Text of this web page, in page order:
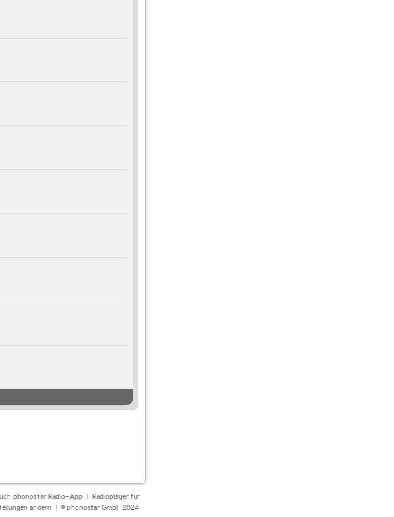
phonostar Radio-App| Radioplayer für
ändern | © phonostar GmbH 2024